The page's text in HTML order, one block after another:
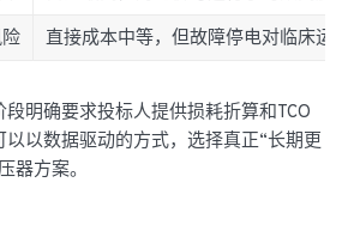
直接成本中等，但故障停电对临床运
明确要求投标人提供损耗折算和TCO
以以数据驱动的方式，选择真正“长期更
器方案。